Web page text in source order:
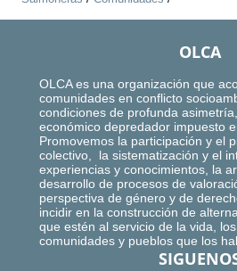
OLCA
OLCA es una organización que
comunidades en conflicto
condiciones de profunda
económico depredador impuesto
Promovemos la participación y el
colectivo, la sistematización y el
experiencias y conocimientos, la
desarrollo de procesos de
perspectiva de género y de
incidir en la construcción de
que estén al servicio de la vida,
comunidades y pueblos que los